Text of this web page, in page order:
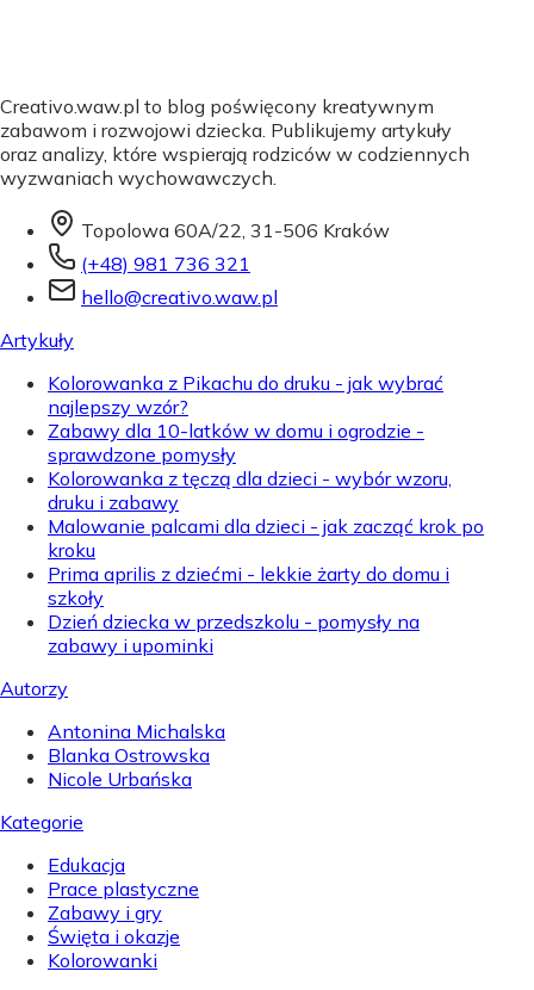
Creativo.waw.pl to blog poświęcony kreatywnym
zabawom i rozwojowi dziecka. Publikujemy artykuły
oraz analizy, które wspierają rodziców w codziennych
wyzwaniach wychowawczych.
Topolowa 60A/22, 31-506 Kraków
(+48) 981 736 321
hello@creativo.waw.pl
Artykuły
Kolorowanka z Pikachu do druku - jak wybrać
najlepszy wzór?
Zabawy dla 10-latków w domu i ogrodzie -
sprawdzone pomysły
Kolorowanka z tęczą dla dzieci - wybór wzoru,
druku i zabawy
Malowanie palcami dla dzieci - jak zacząć krok po
kroku
Prima aprilis z dziećmi - lekkie żarty do domu i
szkoły
Dzień dziecka w przedszkolu - pomysły na
zabawy i upominki
Autorzy
Antonina Michalska
Blanka Ostrowska
Nicole Urbańska
Kategorie
Edukacja
Prace plastyczne
Zabawy i gry
Święta i okazje
Kolorowanki